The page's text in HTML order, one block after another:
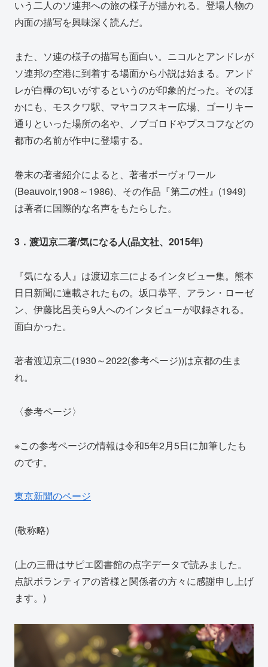
いう二人のソ連邦への旅の様子が描かれる。登場人物の
内面の描写を興味深く読んだ。
また、ソ連の様子の描写も面白い。ニコルとアンドレが
ソ連邦の空港に到着する場面から小説は始まる。アンド
レが白樺の匂いがするというのが印象的だった。そのほ
かにも、モスクワ駅、マヤコフスキー広場、ゴーリキー
通りといった場所の名や、ノブゴロドやプスコフなどの
都市の名前が作中に登場する。
巻末の著者紹介によると、著者ボーヴォワール
(Beauvoir,1908～1986)、その作品『第二の性』(1949)
は著者に国際的な名声をもたらした。
3．渡辺京二著/気になる人(晶文社、2015年)
『気になる人』は渡辺京二によるインタビュー集。熊本
日日新聞に連載されたもの。坂口恭平、アラン・ローゼ
ン、伊藤比呂美ら9人へのインタビューが収録される。
面白かった。
著者渡辺京二(1930～2022(参考ページ))は京都の生ま
れ。
〈参考ページ〉
※この参考ページの情報は令和5年2月5日に加筆したも
のです。
東京新聞のページ
(敬称略)
(上の三冊はサピエ図書館の点字データで読みました。
点訳ボランティアの皆様と関係者の方々に感謝申し上げ
ます。)